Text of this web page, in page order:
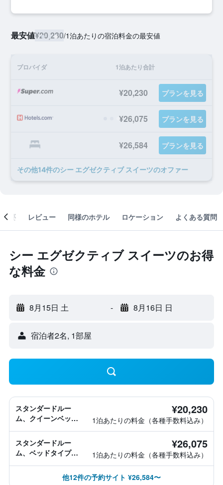
最安値¥20,230/1泊あたりの宿泊料金の最安値
プロバイダ 1泊あたり合計
¥20,230 プランを見る
¥26,075 プランを見る
¥26,584 プランを見る
​その他14​件のシー エグゼクティブ スイーツのオファー
概要 レビュー 同様のホテル ロケーション よくある質問
シー エグゼクティブ スイーツのお得
な料金
8月15日 土 - 8月16日 日
宿泊者2名, 1​部屋
スタンダードルー
ム、クイーンベッド1
¥20,230
1泊あたりの料金（各種手数料込み）
スタンダードルー
ム、ベッドタイプ情
¥26,075
1泊あたりの料金（各種手数料込み）
他12件の予約サイト ¥26,584〜